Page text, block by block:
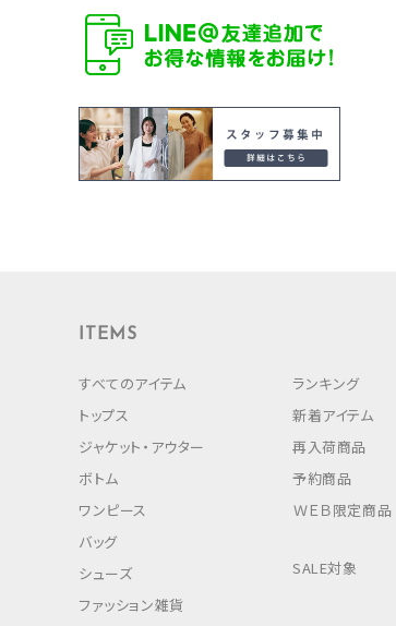
ITEMS
すべてのアイテム
トップス
ジャケット・アウター
ボトム
ワンピース
バッグ
シューズ
ファッション雑貨
ランキング
新着アイテム
再入荷商品
予約商品
ＷＥＢ限定商品
SALE対象